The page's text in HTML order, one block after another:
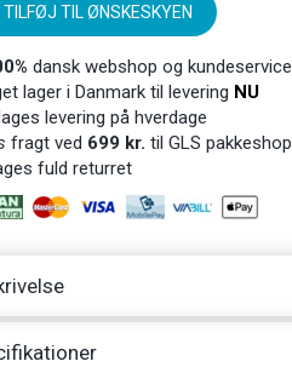
TILFØJ TIL ØNSKESKYEN
dansk webshop og kundeservice
lager i Danmark til levering NU
levering på hverdage
fragt ved 699 kr. til GLS pakkeshop
fuld returret